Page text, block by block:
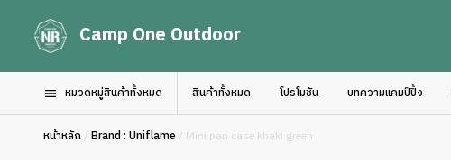
Camp One Outdoor
หมวดหมู่สินค้าทั้งหมด สินค้าทั้งหมด โปรโมชัน บทความแคมป์ปิ้ง
หน้าหลัก / Brand : Uniflame / Mini pan case khaki green